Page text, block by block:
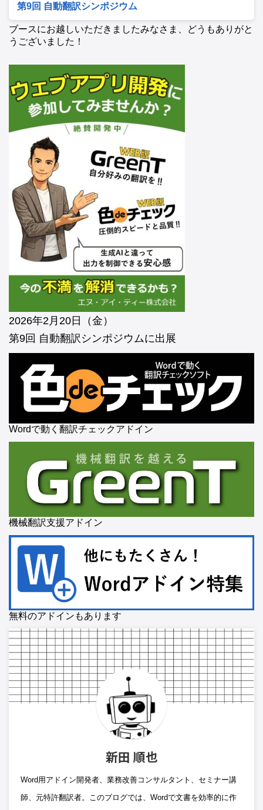
第9回 自動翻訳シンポジウム
ブースにお越しいただきましたみなさま、どうもありがと
うございました！
2026年2月20日（金）
第9回 自動翻訳シンポジウムに出展
Wordで動く翻訳チェックアドイン
機械翻訳支援アドイン
無料のアドインもあります
新田 順也
Word用アドイン開発者、業務改善コンサルタント、セミナー講
師、元特許翻訳者。このブログでは、Wordで文書を効率的に作